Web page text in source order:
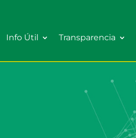
Info Útil Transparencia